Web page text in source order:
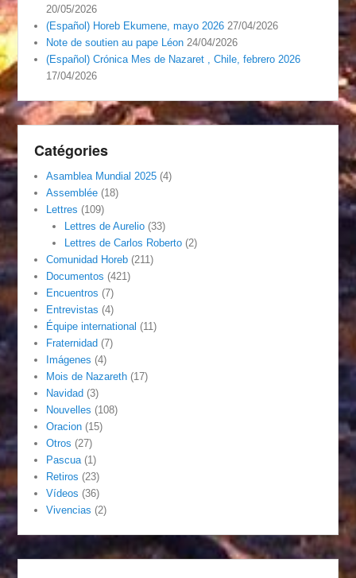
20/05/2026
(Español) Horeb Ekumene, mayo 2026 27/04/2026
Note de soutien au pape Léon 24/04/2026
(Español) Crónica Mes de Nazaret , Chile, febrero 2026
17/04/2026
Catégories
Asamblea Mundial 2025 (4)
Assemblée (18)
Lettres (109)
Lettres de Aurelio(33)
Lettres de Carlos Roberto(2)
Comunidad Horeb (211)
Documentos (421)
Encuentros (7)
Entrevistas (4)
Équipe international (11)
Fraternidad (7)
Imágenes (4)
Mois de Nazareth (17)
Navidad (3)
Nouvelles (108)
Oracion (15)
Otros (27)
Pascua (1)
Retiros (23)
Vídeos (36)
Vivencias (2)